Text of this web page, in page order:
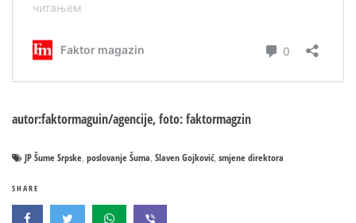
autor:faktormaguin/agencije, foto: faktormagzin
JP Šume Srpske poslovanje Šuma Slaven Gojković, smjene direktora
SHARE